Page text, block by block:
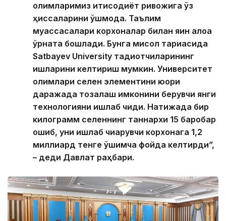
олимларимиз иқтисодиёт ривожига ўз
ҳиссаларини қўшмоқда. Таълим
муассасалари корхоналар билан яқин алоқа
ўрната бошлади. Бунга мисол тариқасида
Satbayev University тадқиқотчиларининг
ишларини келтириш мумкин. Университет
олимлари селен элементини юқори
даражада тозалаш имконини берувчи янги
технологияни ишлаб чиқди. Натижада бир
килограмм селеннинг таннархи 15 баробар
ошиб, уни ишлаб чиқарувчи корхонага 1,2
миллиард тенге қўшимча фойда келтирди”,
– деди Давлат раҳбари.